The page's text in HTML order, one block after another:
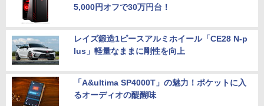
5,000円オフで30万円台！
レイズ鍛造1ピースアルミホイール「CE28 N-p
lus」軽量なままに剛性を向上
「A&ultima SP4000T」の魅力！ポケットに入
るオーディオの醍醐味